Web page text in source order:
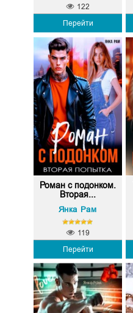
Перейти
122
Роман с подонком.
Вторая...
Янка Рам
Перейти
119